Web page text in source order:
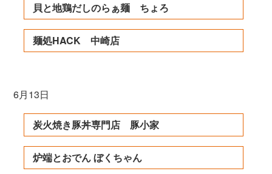
貝と地鶏だしのらぁ麺 ちょろ
麺処HACK 中崎店
6月13日
炭火焼き豚丼専門店 豚小家
炉端とおでん ぼくちゃん